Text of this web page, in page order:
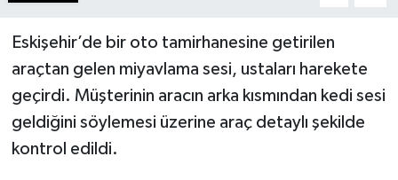
Eskişehir’de bir oto tamirhanesine getirilen
araçtan gelen miyavlama sesi, ustaları harekete
geçirdi. Müşterinin aracın arka kısmından kedi sesi
geldiğini söylemesi üzerine araç detaylı şekilde
kontrol edildi.
Yaşam
Yurttan